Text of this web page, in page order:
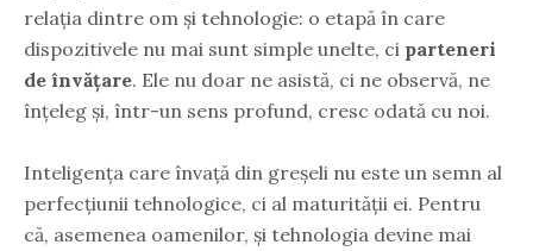
relația dintre om și tehnologie: o etapă în care
dispozitivele nu mai sunt simple unelte, ci parteneri
de învățare. Ele nu doar ne asistă, ci ne observă, ne
înțeleg și, într-un sens profund, cresc odată cu noi.
Inteligența care învață din greșeli nu este un semn al
perfecțiunii tehnologice, ci al maturității ei. Pentru
că, asemenea oamenilor, și tehnologia devine mai